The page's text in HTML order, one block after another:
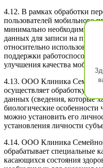
4.12. В рамках обработки
пользователей мобильного
минимально необходимый
данных для записи на прием,
относительно
поддержки
улучшения качества
4.13. ООО Клиника
осуществляет обработку
данных (сведения, которые
биологические особенности
можно установить его
установления личности
4.14. ООО Клиника
обрабатывает специальные
касающихся состояния